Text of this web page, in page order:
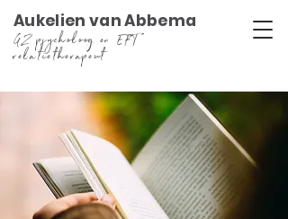
Aukelien van Abbema
GZ psycholoog en EFT
relatietherapeut